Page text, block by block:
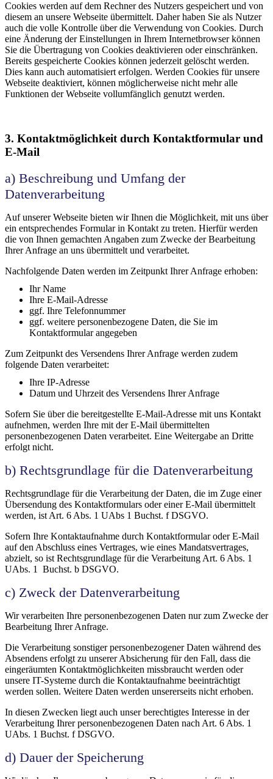
Cookies werden auf dem Rechner des Nutzers gespeichert und von
diesem an unsere Webseite übermittelt. Daher haben Sie als Nutzer
auch die volle Kontrolle über die Verwendung von Cookies. Durch
eine Änderung der Einstellungen in Ihrem Internetbrowser können
Sie die Übertragung von Cookies deaktivieren oder einschränken.
Bereits gespeicherte Cookies können jederzeit gelöscht werden.
Dies kann auch automatisiert erfolgen. Werden Cookies für unsere
Webseite deaktiviert, können möglicherweise nicht mehr alle
Funktionen der Webseite vollumfänglich genutzt werden.
3. Kontaktmöglichkeit durch Kontaktformular und
E-Mail
a) Beschreibung und Umfang der
Datenverarbeitung
Auf unserer Webseite bieten wir Ihnen die Möglichkeit, mit uns über
ein entsprechendes Formular in Kontakt zu treten. Hierfür werden
die von Ihnen gemachten Angaben zum Zwecke der Bearbeitung
Ihrer Anfrage an uns übermittelt und verarbeitet.
Nachfolgende Daten werden im Zeitpunkt Ihrer Anfrage erhoben:
Ihr Name
Ihre E-Mail-Adresse
ggf. Ihre Telefonnummer
ggf. weitere personenbezogene Daten, die Sie im
Kontaktformular angegeben
Zum Zeitpunkt des Versendens Ihrer Anfrage werden zudem
folgende Daten verarbeitet:
Ihre IP-Adresse
Datum und Uhrzeit des Versendens Ihrer Anfrage
Sofern Sie über die bereitgestellte E-Mail-Adresse mit uns Kontakt
aufnehmen, werden Ihre mit der E-Mail übermittelten
personenbezogenen Daten verarbeitet. Eine Weitergabe an Dritte
erfolgt nicht.
b) Rechtsgrundlage für die Datenverarbeitung
Rechtsgrundlage für die Verarbeitung der Daten, die im Zuge einer
Übersendung des Kontaktformulars oder einer E-Mail übermittelt
werden, ist Art. 6 Abs. 1 UAbs 1 Buchst. f DSGVO.
Sofern Ihre Kontaktaufnahme durch Kontaktformular oder E-Mail
auf den Abschluss eines Vertrages, wie eines Mandatsvertrages,
abzielt, so ist Rechtsgrundlage für die Verarbeitung Art. 6 Abs. 1
UAbs. 1 Buchst. b DSGVO.
c) Zweck der Datenverarbeitung
Wir verarbeiten Ihre personenbezogenen Daten nur zum Zwecke der
Bearbeitung Ihrer Anfrage.
Die Verarbeitung sonstiger personenbezogener Daten während des
Absendens erfolgt zu unserer Absicherung für den Fall, dass die
eingeräumten Kontaktmöglichkeiten missbraucht werden oder
unsere IT-Systeme durch die Kontaktaufnahme beeinträchtigt
werden sollen. Weitere Daten werden unsererseits nicht erhoben.
In diesen Zwecken liegt auch unser berechtigtes Interesse in der
Verarbeitung Ihrer personenbezogenen Daten nach Art. 6 Abs. 1
UAbs. 1 Buchst. f DSGVO.
d) Dauer der Speicherung